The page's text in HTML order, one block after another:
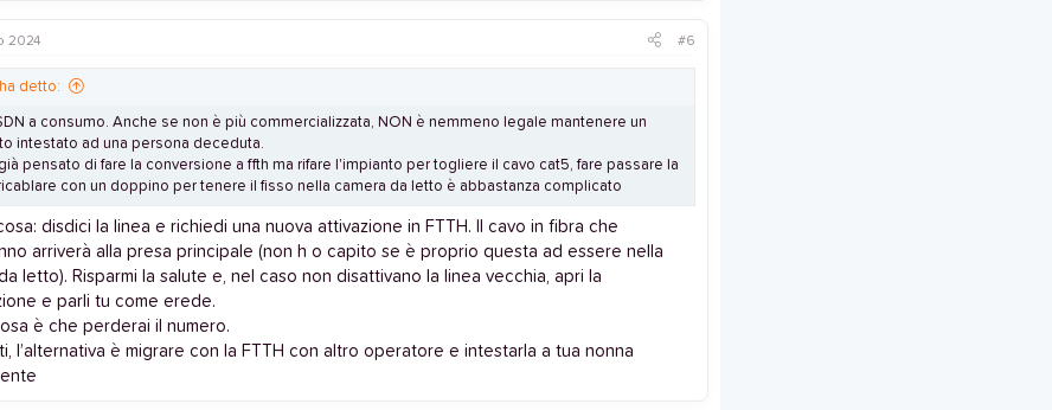
2024 #6
detto:
a consumo. Anche se non è più commercializzata, NON è nemmeno legale mantenere un
intestato ad una persona deceduta.
pensato di fare la conversione a ffth ma rifare l'impianto per togliere il cavo cat5, fare passare la
con un doppino per tenere il fisso nella camera da letto è abbastanza complicato
disdici la linea e richiedi una nuova attivazione in FTTH. Il cavo in fibra che
arriverà alla presa principale (non h o capito se è proprio questa ad essere nella
letto). Risparmi la salute e, nel caso non disattivano la linea vecchia, apri la
e parli tu come erede.
è che perderai il numero.
l’alternativa è migrare con la FTTH con altro operatore e intestarla a tua nonna